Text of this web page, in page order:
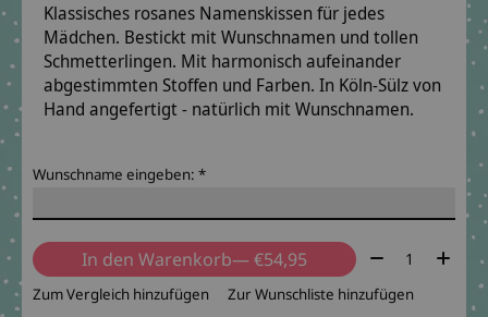
Klassisches rosanes Namenskissen für jedes
Mädchen. Bestickt mit Wunschnamen und tollen
Schmetterlingen. Mit harmonisch aufeinander
abgestimmten Stoffen und Farben. In Köln-Sülz von
Hand angefertigt - natürlich mit Wunschnamen.
Wunschname eingeben: *
In den Warenkorb — €54,95 Menge:
Zum Vergleich hinzufügen Zur Wunschliste hinzufügen